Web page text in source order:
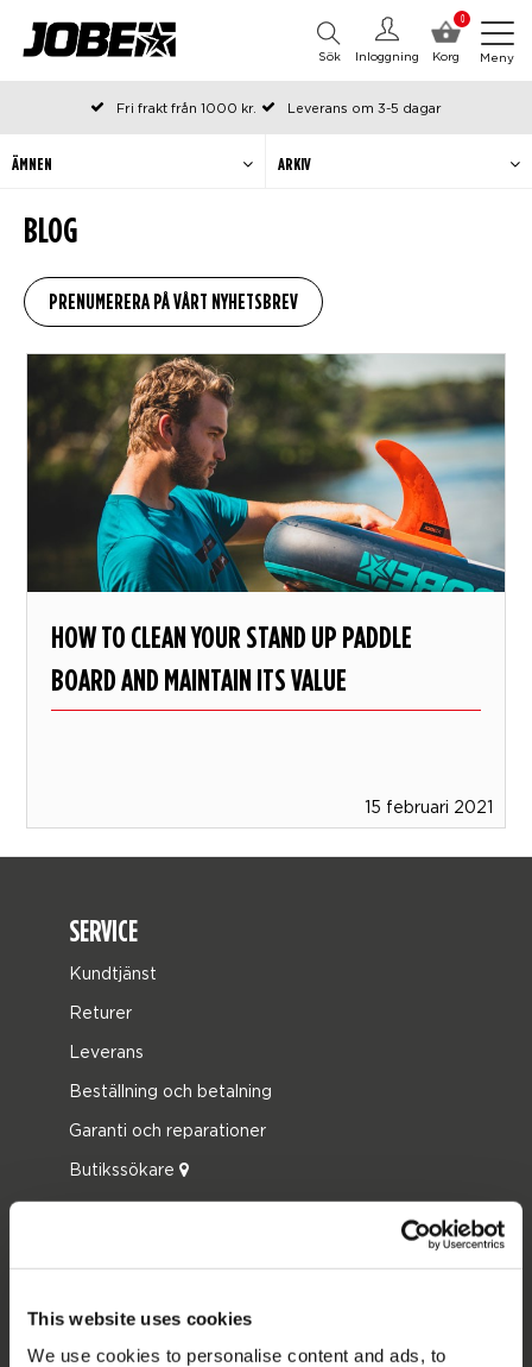
This website uses cookies
We use cookies to personalise content and ads, to
0
Korg
Inloggning
Sök Meny
Fri frakt från 1000 kr.
Leverans om 3-5 dagar
Beställda före kl 12 på arbetsdagar, skickas samma dag
Betala efteråt eller i delar
BLOG
ÄMNEN ARKIV
HOW TO CLEAN YOUR STAND UP PADDLE
BOARD AND MAINTAIN ITS VALUE
15 februari 2021
SERVICE
Kundtjänst
Returer
Leverans
Beställning och betalning
Garanti och reparationer
Butikssökare
JOBE SPORTS
Om Jobe
Karriär